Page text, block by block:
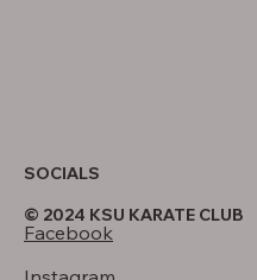
SOCIALS
Facebook
© 2024 KSU KARATE